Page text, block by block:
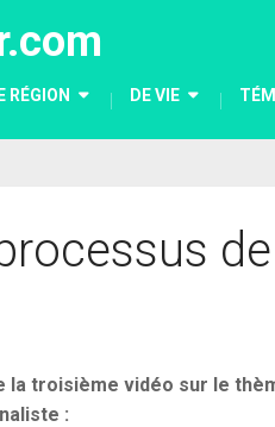
RÉGION DE VIE
troisième vidéo sur le
: